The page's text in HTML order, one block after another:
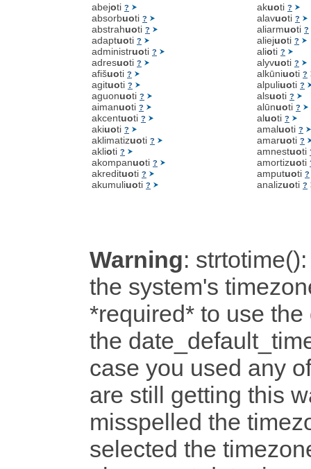
abejoti ?
absorbuoti ?
abstrahuoti ?
adaptuoti ?
administruoti ?
adresuoti ?
afišuoti ?
agituoti ?
aguonuoti ?
aimanuoti ?
akcentuoti ?
akiuoti ?
aklimatizuoti ?
aklioti ?
akompanuoti ?
akredituoti ?
akumuliuoti ?
akuoti ?
alavuoti ?
aliarmuoti ?
aliejuoti ?
alioti ?
alyvuoti ?
alkūniuoti ?
alpuliuoti ?
alsuoti ?
alūnuoti ?
aluoti ?
amaluoti ?
amaruoti ?
amnestuoti
amortizuoti
amputuoti ?
analizuoti ?
Warning:
the system's
*required* to use
the
case you used any
are still getting this
misspelled the
selected the